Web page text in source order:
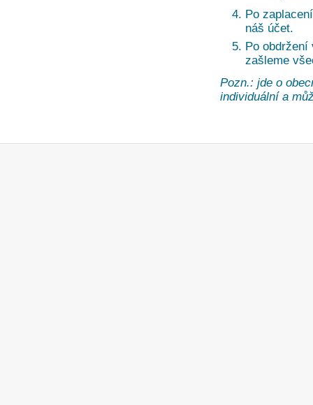
Po
náš účet.
Po obdržení
zašleme
Pozn.: jde o
individuální a